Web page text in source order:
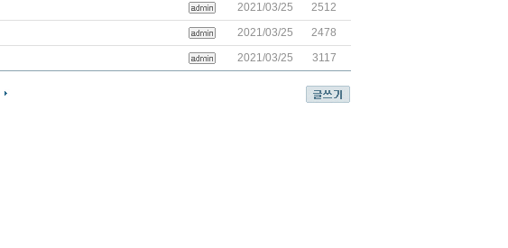
2021/03/25
2512
2021/03/25
2478
2021/03/25 3117